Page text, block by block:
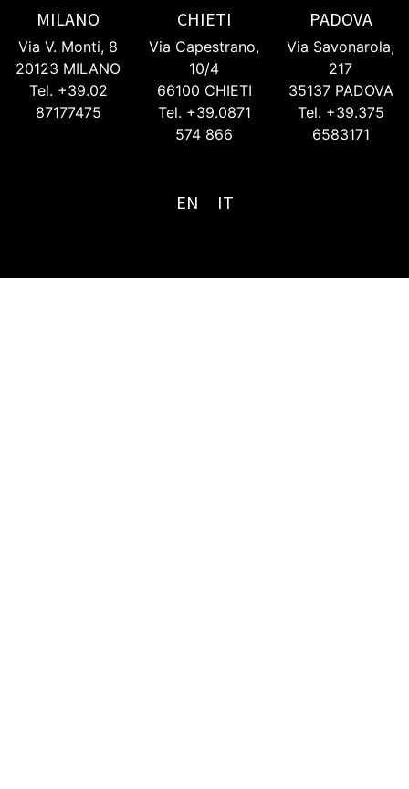
MILANO
Via V. Monti, 8
20123 MILANO
Tel. +39.02
87177475
CHIETI
Via Capestrano,
10/4
66100 CHIETI
Tel. +39.0871
574 866
PADOVA
Via Savonarola,
217
35137 PADOVA
Tel. +39.375
6583171
EN IT